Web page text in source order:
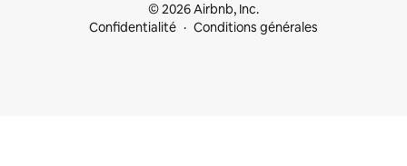
© 2026 Airbnb, Inc.
Confidentialité
Conditions générales